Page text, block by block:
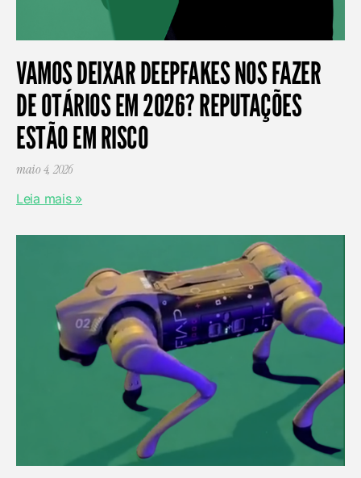
VAMOS DEIXAR DEEPFAKES NOS FAZER
DE OTÁRIOS EM 2026? REPUTAÇÕES
ESTÃO EM RISCO
maio 4, 2026
Leia mais »